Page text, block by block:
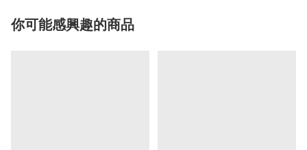
你可能感興趣的商品